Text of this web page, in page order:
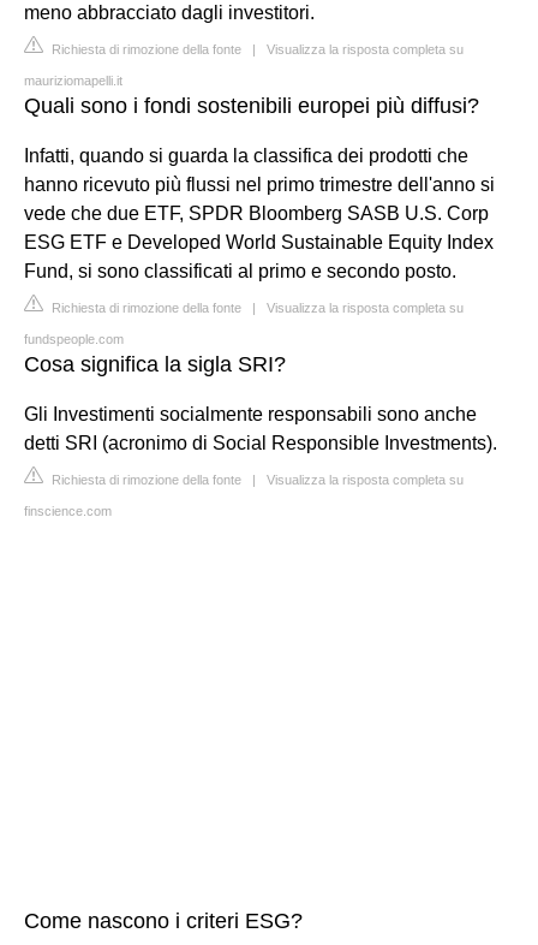
meno abbracciato dagli investitori.
Richiesta di rimozione della fonte | Visualizza la risposta completa su
mauriziomapelli.it
Quali sono i fondi sostenibili europei più diffusi?
Infatti, quando si guarda la classifica dei prodotti che
hanno ricevuto più flussi nel primo trimestre dell'anno si
vede che due ETF, SPDR Bloomberg SASB U.S. Corp
ESG ETF e Developed World Sustainable Equity Index
Fund, si sono classificati al primo e secondo posto.
Richiesta di rimozione della fonte | Visualizza la risposta completa su
fundspeople.com
Cosa significa la sigla SRI?
Gli Investimenti socialmente responsabili sono anche
detti SRI (acronimo di Social Responsible Investments).
Richiesta di rimozione della fonte | Visualizza la risposta completa su
finscience.com
Come nascono i criteri ESG?